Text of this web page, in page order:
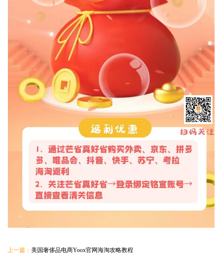
上一篇： 美国奢侈品电商Yoox官网海淘攻略教程